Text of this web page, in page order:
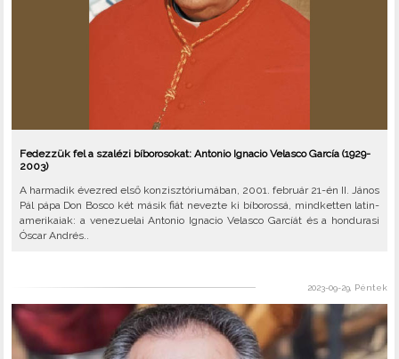
Fedezzük fel a szalézi bíborosokat: Antonio Ignacio Velasco García (1929-
2003)
A harmadik évezred első konzisztóriumában, 2001. február 21-én II. János
Pál pápa Don Bosco két másik fiát nevezte ki bíborossá, mindketten latin-
amerikaiak: a venezuelai Antonio Ignacio Velasco Garcíát és a hondurasi
Óscar Andrés..
2023-09-29, Péntek